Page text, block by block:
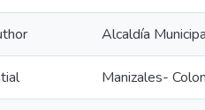
Alcaldía
Manizales-